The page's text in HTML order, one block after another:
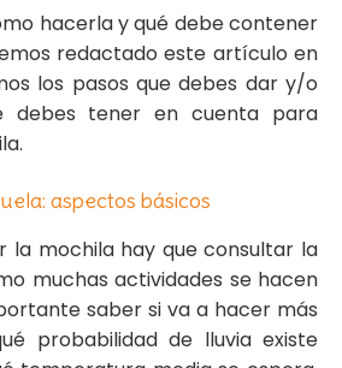
hacerla y qué debe contener
redactado este artículo en
los pasos que debes dar y/o
debes tener en cuenta para
aspectos básicos
la mochila hay que consultar la
muchas actividades se hacen
saber si va a hacer más
probabilidad de lluvia existe